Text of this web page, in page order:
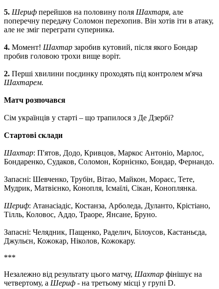
5. Шериф перейшов на половину поля Шахтаря, але
поперечну передачу Соломон перехопив. Він хотів іти в атаку,
але не зміг переграти суперника.
4. Момент! Шахтар заробив кутовий, після якого Бондар
пробив головою трохи вище воріт.
2. Перші хвилини поєдинку проходять під контролем м'яча
Шахтарем.
Матч розпочався
Сім українців у старті – що трапилося з Де Дзербі?
Стартові склади
Шахтар: П'ятов, Додо, Кривцов, Маркос Антоніо, Марлос,
Бондаренко, Судаков, Соломон, Корнієнко, Бондар, Фернандо.
Запасні: Шевченко, Трубін, Вітао, Майкон, Мораєс, Тете,
Мудрик, Матвієнко, Конопля, Ісмаїлі, Сікан, Коноплянка.
Шериф: Атанасіадіс, Костанза, Арболеда, Дуланто, Крістіано,
Тілль, Коловос, Аддо, Траоре, Янсане, Бруно.
Запасні: Челядник, Пащенко, Раделич, Білоусов, Кастаньєда,
Джульєн, Кожокар, Ніколов, Кожокару.
***
Незалежно від результату цього матчу, Шахтар фінішує на
четвертому, а Шериф - на третьому місці у групі D.